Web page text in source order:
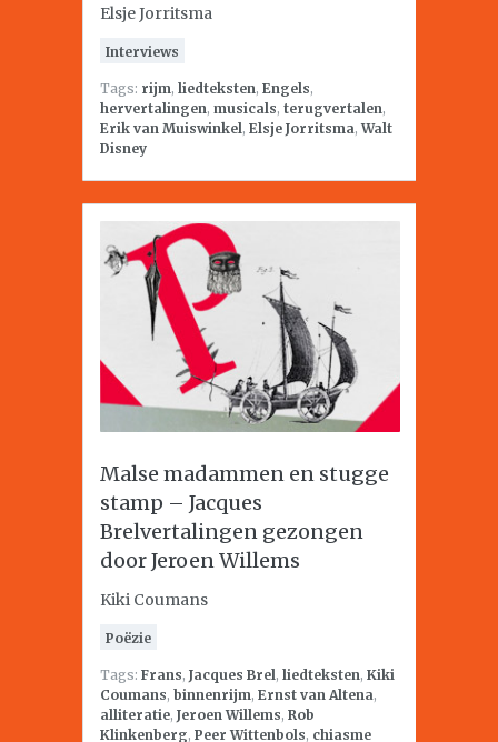
Elsje Jorritsma
Interviews
Tags: rijm, liedteksten, Engels,
hervertalingen, musicals, terugvertalen,
Erik van Muiswinkel, Elsje Jorritsma,Walt
Disney
Malse madammen en stugge
stamp – Jacques
Brelvertalingen gezongen
door Jeroen Willems
Kiki Coumans
Poëzie
Tags: Frans, Jacques Brel, liedteksten, Kiki
Coumans, binnenrijm, Ernst van Altena,
alliteratie, Jeroen Willems, Rob
Klinkenberg, Peer Wittenbols, chiasme